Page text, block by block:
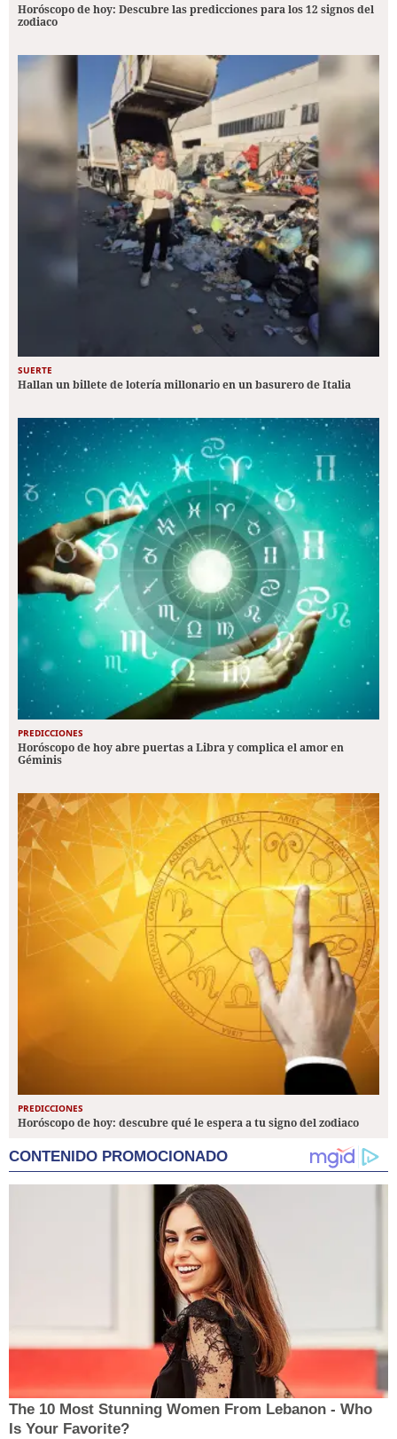
Horóscopo de hoy: Descubre las predicciones para los 12 signos del
zodiaco
SUERTE
Hallan un billete de lotería millonario en un basurero de Italia
PREDICCIONES
Horóscopo de hoy abre puertas a Libra y complica el amor en
Géminis
PREDICCIONES
Horóscopo de hoy: descubre qué le espera a tu signo del zodiaco
CONTENIDO PROMOCIONADO
The 10 Most Stunning Women From Lebanon - Who
Is Your Favorite?